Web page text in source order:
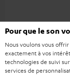
Pour que le son
Nous voulons vous
exactement à vos
technologies de suivi
services de